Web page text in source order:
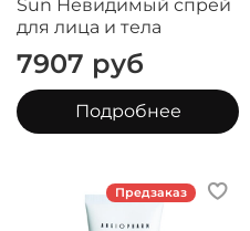
Sun Невидимый спрей
для лица и тела
7907 руб
Подробнее
Предзаказ